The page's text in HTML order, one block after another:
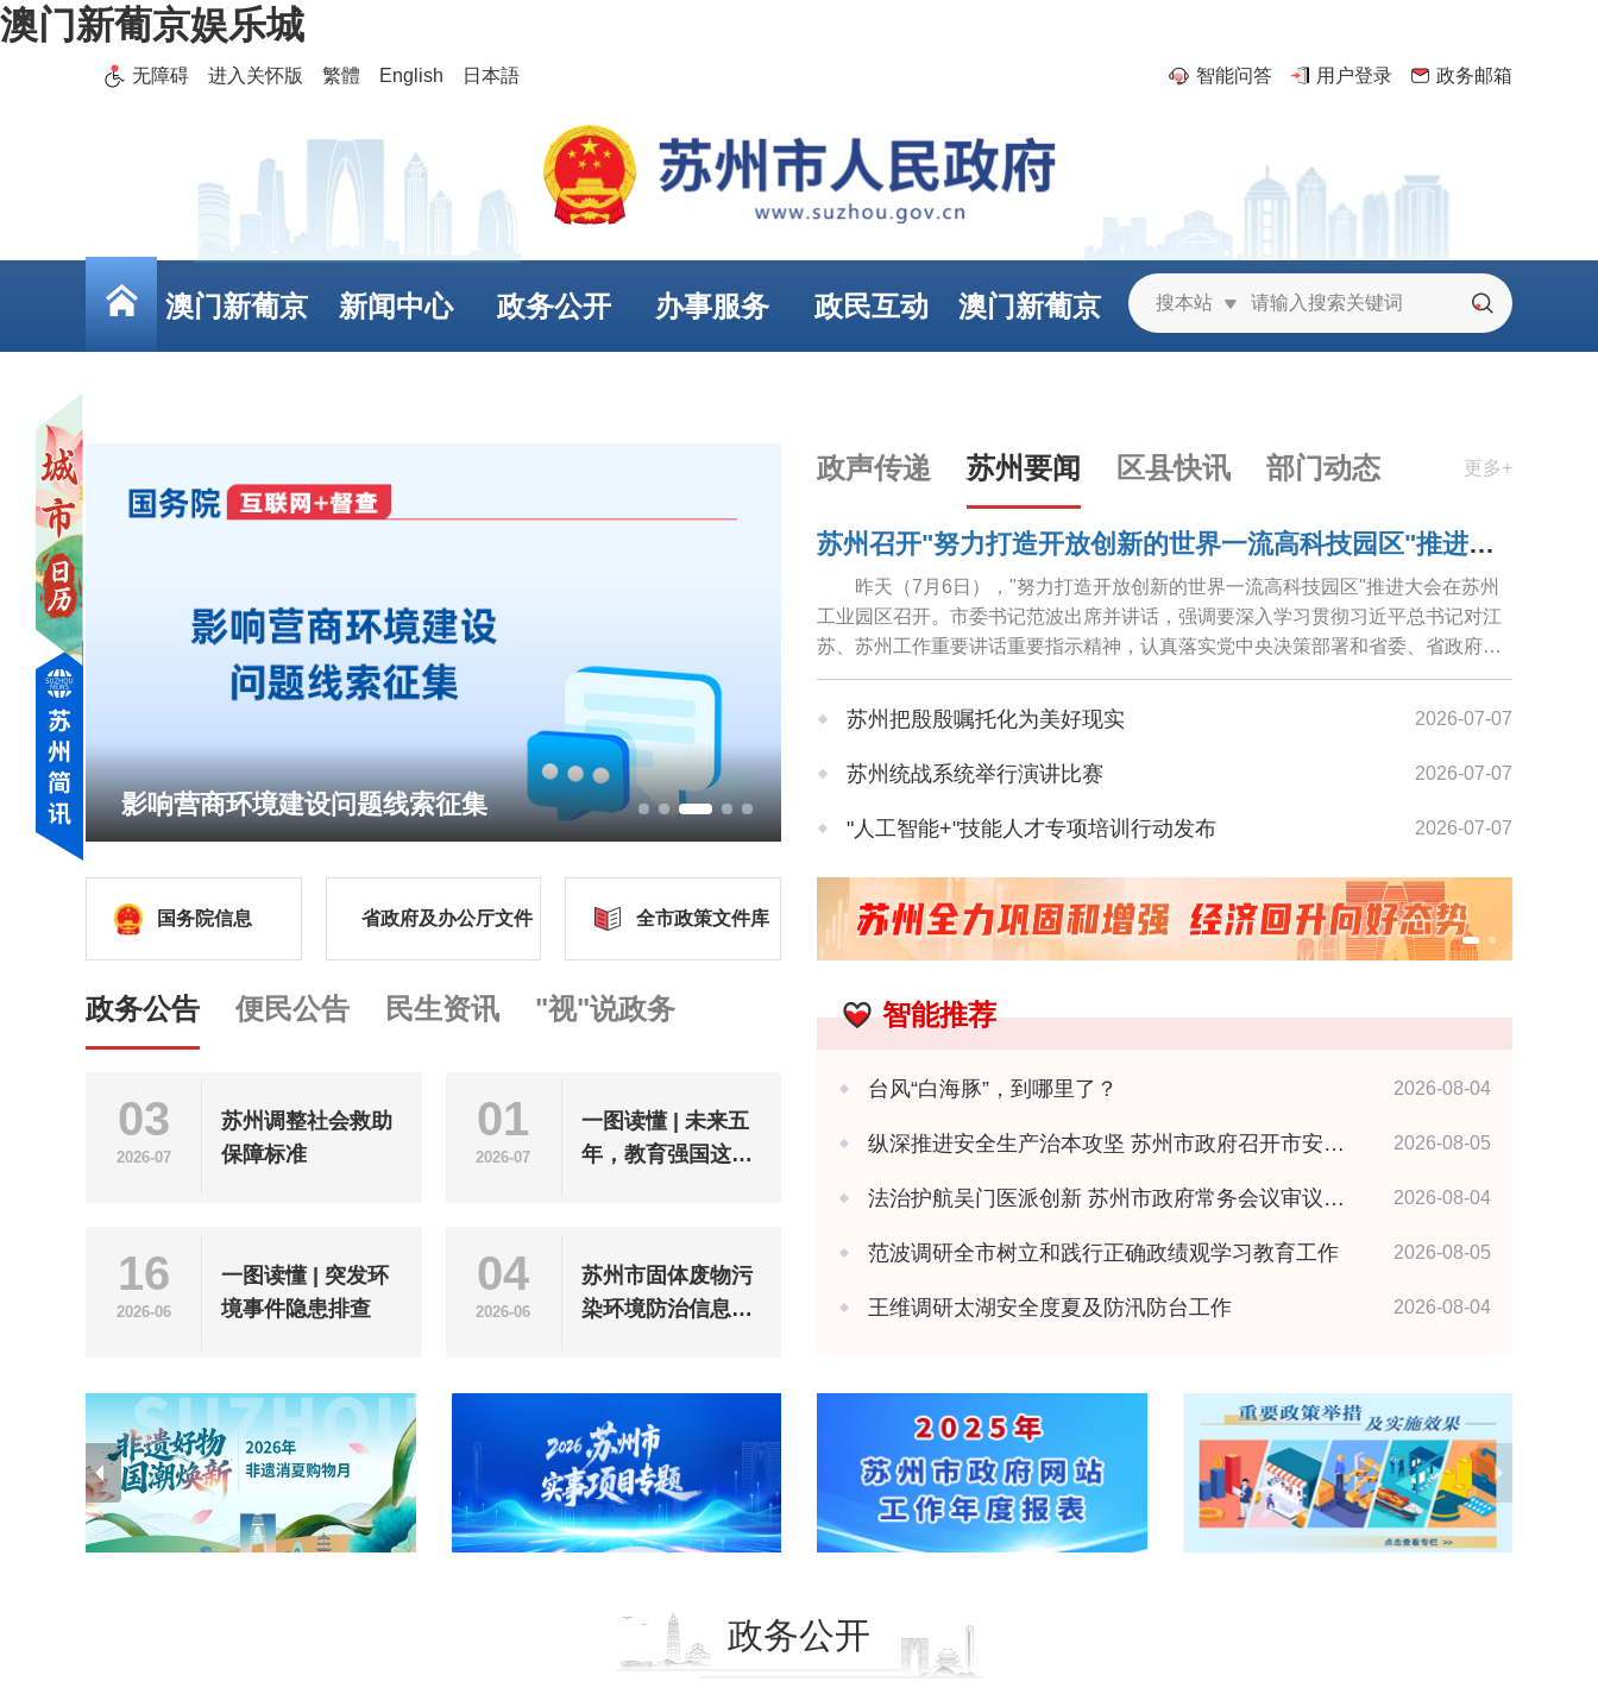
澳门新葡京娱乐城
无障碍 进入关怀版 繁體 English 日本語 智能问答 用户登录 政务邮箱
搜本站
澳门新葡京 新闻中心 政务公开 办事服务 政民互动 澳门新葡京
为孩子们开启一场科创之旅
政声传递 苏州要闻 区县快讯 部门动态 更多+
苏州召开"努力打造开放创新的世界一流高科技园区"推进大会 范波讲话 王维主持 黄爱军朱民...
昨天（7月6日），"努力打造开放创新的世界一流高科技园区"推进大会在苏州
工业园区召开。市委书记范波出席并讲话，强调要深入学习贯彻习近平总书记对江
苏、苏州工作重要讲话重要指示精神，认真落实党中央决策部署和省委、省政府工
作要求，锚定"打造开放创新...
苏州把殷殷嘱托化为美好现实 2026-07-07
苏州统战系统举行演讲比赛 2026-07-07
"人工智能+"技能人才专项培训行动发布 2026-07-07
苏州公积金各项指标稳居全国前列 2026-07-07
A股上市增量领跑全国、千亿阵营扩容、个股涨幅亮眼 "苏州板块"创新有韧劲 2026-07-07
国务院信息 省政府及办公厅文件 全市政策文件库
政务公告 便民公告 民生资讯 "视"说政务
03
2026-07
苏州调整社会救助
保障标准
01
2026-07
一图读懂 | 未来五
年，教育强国这样
16
2026-06
一图读懂 | 突发环
境事件隐患排查
04
2026-06
苏州市固体废物污
染环境防治信息公
智能推荐
台风“白海豚”，到哪里了？ 2026-08-04
纵深推进安全生产治本攻坚 苏州市政府召开市安委会全体成员（扩大）会议 王维讲话 2026-08-05
法治护航吴门医派创新 苏州市政府常务会议审议研究相关事项 王维主持 2026-08-04
范波调研全市树立和践行正确政绩观学习教育工作 2026-08-05
王维调研太湖安全度夏及防汛防台工作 2026-08-04
政务公开